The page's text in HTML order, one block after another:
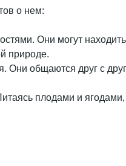
о нем:
Они могут
природе.
Они общаются друг с
плодами и